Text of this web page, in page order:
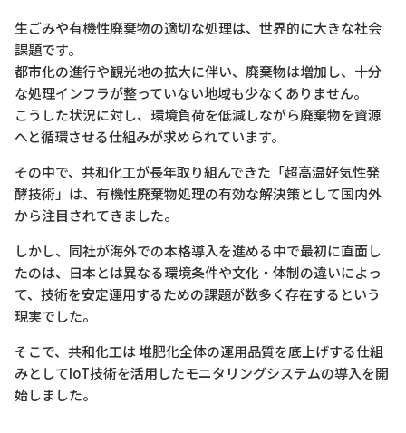
生ごみや有機性廃棄物の適切な処理は、世界的に大きな社会
課題です。
都市化の進行や観光地の拡大に伴い、廃棄物は増加し、十分
な処理インフラが整っていない地域も少なくありません。
こうした状況に対し、環境負荷を低減しながら廃棄物を資源
へと循環させる仕組みが求められています。
その中で、共和化工が長年取り組んできた「超高温好気性発
酵技術」は、有機性廃棄物処理の有効な解決策として国内外
から注目されてきました。
しかし、同社が海外での本格導入を進める中で最初に直面し
たのは、日本とは異なる環境条件や文化・体制の違いによっ
て、技術を安定運用するための課題が数多く存在するという
現実でした。
そこで、共和化工は 堆肥化全体の運用品質を底上げする仕組
みとしてIoT技術を活用したモニタリングシステムの導入を開
始しました。